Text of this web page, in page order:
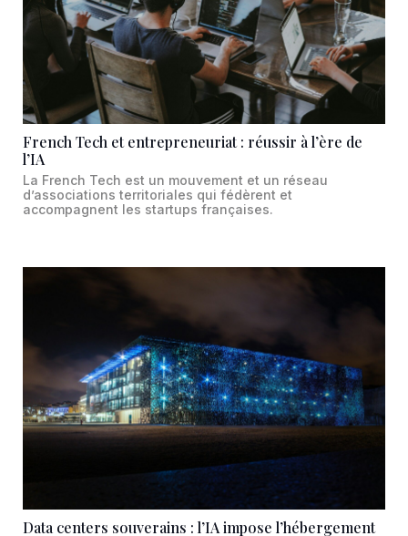
French Tech et entrepreneuriat : réussir à l’ère de
l’IA
La French Tech est un mouvement et un réseau
d’associations territoriales qui fédèrent et
accompagnent les startups françaises.
Data centers souverains : l’IA impose l’hébergement